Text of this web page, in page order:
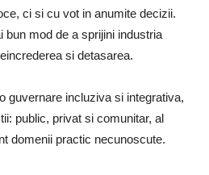
ci si cu vot in anumite decizii.
bun mod de a sprijini industria
si detasarea.
guvernare incluziva si integrativa,
public, privat si comunitar, al
domenii practic necunoscute.